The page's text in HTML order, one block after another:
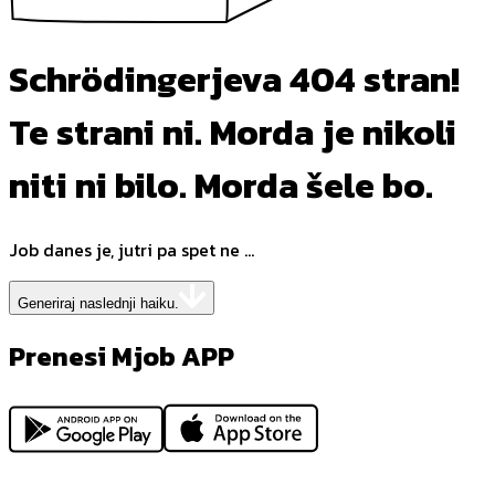
Schrödingerjeva 404 stran!
Te strani ni. Morda je nikoli
niti ni bilo. Morda šele bo.
Job danes je, jutri pa spet ne ...
Generiraj naslednji haiku.
Prenesi Mjob APP